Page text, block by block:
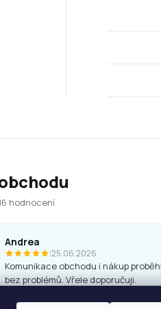
hodnocení
Andrea
|25.06.2026
Komunikace obchodu i nákup proběhl
bez problémů. Vřele doporučuji.